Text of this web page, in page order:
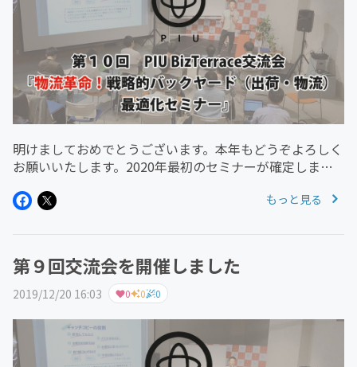
明けましておめでとうございます。本年もどうぞよろしく
お願いいたします。2020年最初のセミナーが確定しまし
クヤード（出荷・物流）最適化セミナー日程：2020年1月
もっと見る
第９回交流会を開催しました
2019/12/20 16:03 0 0 0